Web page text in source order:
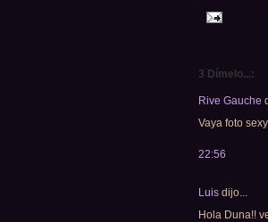
3 Dímelo...:
Rive Gauche
Vaya foto
22:56
Luis dijo...
Hola Duna!!